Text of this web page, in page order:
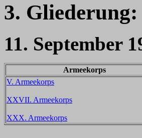
3. Gliederung:
11. September
Armeekorps
V. Armeekorps
XXVII. Armeekorps
XXX. Armeekorps